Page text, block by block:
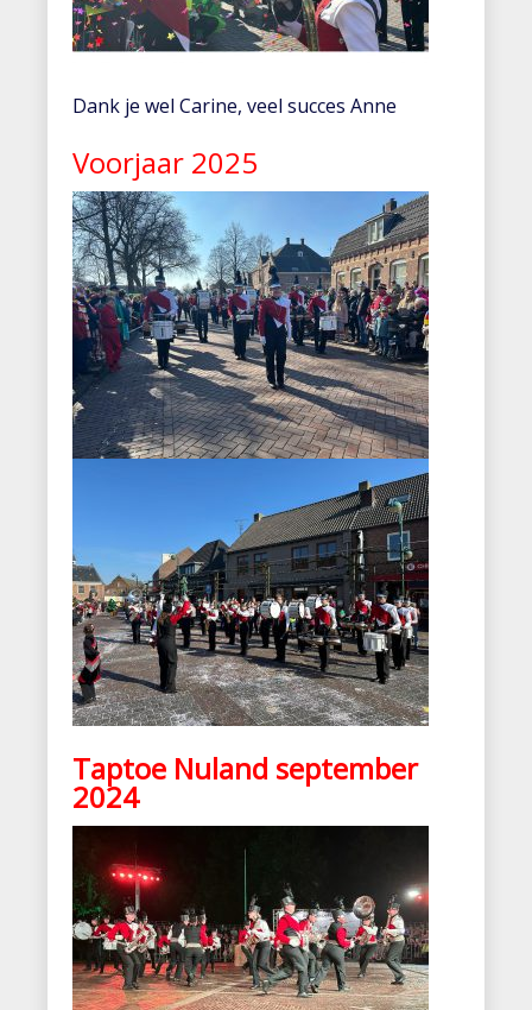
Dank je wel Carine, veel succes Anne
Voorjaar 2025
Taptoe Nuland september
2024